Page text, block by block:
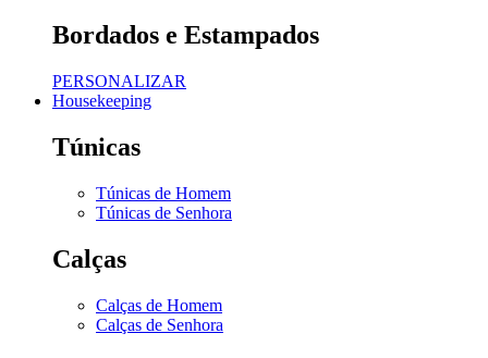
Bordados e Estampados
PERSONALIZAR
Housekeeping
Túnicas
Túnicas de Homem
Túnicas de Senhora
Calças
Calças de Homem
Calças de Senhora